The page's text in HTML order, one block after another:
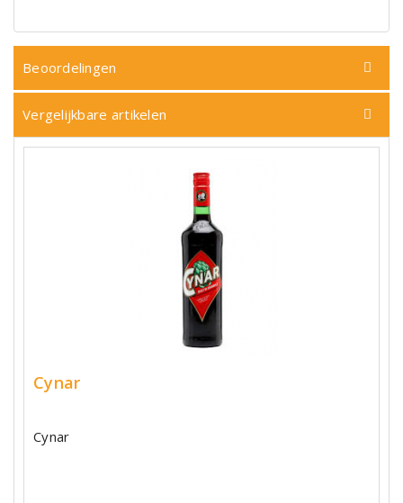
Beoordelingen
Vergelijkbare artikelen
Cynar
Cynar